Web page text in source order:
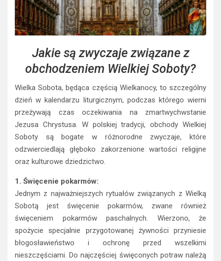
Jakie są zwyczaje związane z
obchodzeniem Wielkiej Soboty?
Wielka Sobota, będąca częścią Wielkanocy, to szczególny
dzień w kalendarzu liturgicznym, podczas którego wierni
przeżywają czas oczekiwania na zmartwychwstanie
Jezusa Chrystusa. W polskiej tradycji, obchody Wielkiej
Soboty są bogate w różnorodne zwyczaje, które
odzwierciedlają głęboko zakorzenione wartości religijne
oraz kulturowe dziedzictwo.
1. Święcenie pokarmów:
Jednym z najważniejszych rytuałów związanych z Wielką
Sobotą jest święcenie pokarmów, zwane również
święceniem pokarmów paschalnych. Wierzono, że
spożycie specjalnie przygotowanej żywności przyniesie
błogosławieństwo i ochronę przed wszelkimi
nieszczęściami. Do najczęściej święconych potraw należą